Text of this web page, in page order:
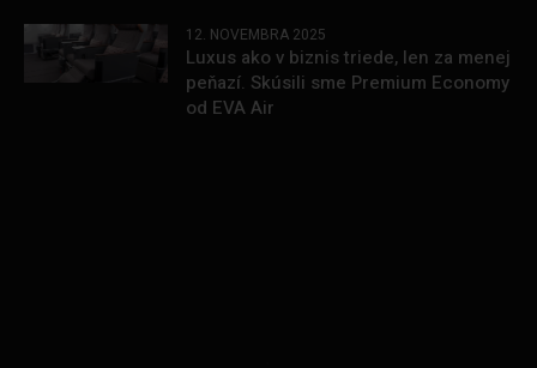
12. NOVEMBRA 2025
Luxus ako v biznis triede, len za menej
peňazí. Skúsili sme Premium Economy
od EVA Air